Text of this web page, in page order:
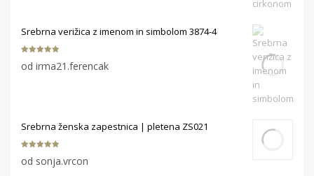
Srebrna verižica z imenom in simbolom 3874-4
od 5
od irma21.ferencak
Srebrna ženska zapestnica | pletena ZS021
od 5
od sonja.vrcon